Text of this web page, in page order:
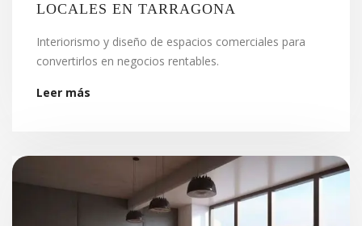
LOCALES EN TARRAGONA
Interiorismo y diseño de espacios comerciales para
convertirlos en negocios rentables.
Leer más